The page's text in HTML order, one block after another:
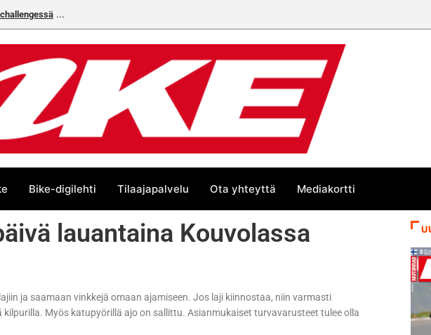
Bike-digilehti Tilaajapalvelu Ota yhteyttä Mediakortti
lauantaina Kouvolassa
ja saamaan vinkkejä omaan ajamiseen. Jos laji kiinnostaa, niin varmasti
Myös katupyörillä ajo on sallittu. Asianmukaiset turvavarusteet tulee olla